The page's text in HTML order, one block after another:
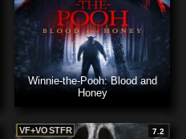
Winnie-the-Pooh: Blood and
Honey
VF+VOSTFR 7.2